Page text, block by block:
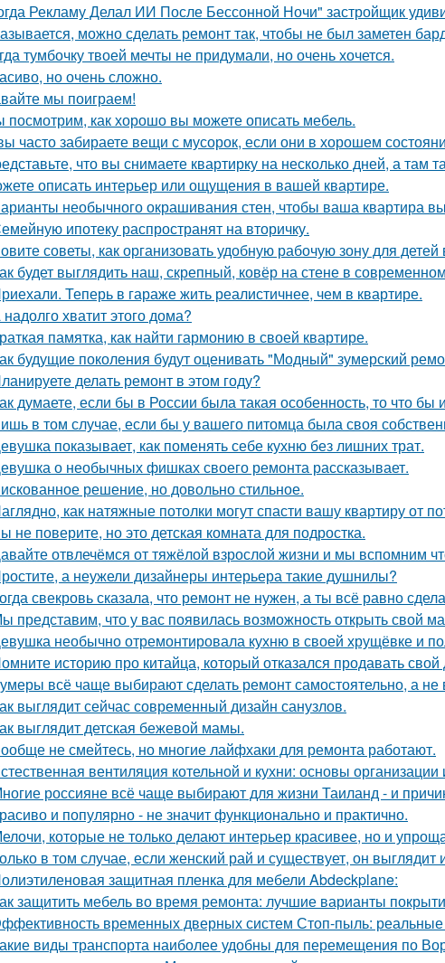
Рекламу Делал ИИ После Бессонной Ночи" застройщик
можно сделать ремонт так, чтобы не был заметен
тумбочку твоей мечты не придумали, но очень хочется.
но очень сложно.
мы поиграем!
посмотрим, как хорошо вы можете описать мебель.
часто забираете вещи с мусорок, если они в хорошем
что вы снимаете квартирку на несколько дней, а там
описать интерьер или ощущения в вашей квартире.
необычного окрашивания стен, чтобы ваша квартира
ипотеку распространят на вторичку.
советы, как организовать удобную рабочую зону для
будет выглядить наш, скрепный, ковёр на стене в
Теперь в гараже жить реалистичнее, чем в квартире.
хватит этого дома?
памятка, как найти гармонию в своей квартире.
будущие поколения будут оценивать "Модный" зумерский
делать ремонт в этом году?
думаете, если бы в России была такая особенность, то что бы
в том случае, если бы у вашего питомца была своя
показывает, как поменять себе кухню без лишних трат.
о необычных фишках своего ремонта рассказывает.
решение, но довольно стильное.
как натяжные потолки могут спасти вашу квартиру от
не поверите, но это детская комната для подростка.
отвлечёмся от тяжёлой взрослой жизни и мы вспомним
а неужели дизайнеры интерьера такие душнилы?
свекровь сказала, что ремонт не нужен, а ты всё равно
представим, что у вас появилась возможность открыть свой
необычно отремонтировала кухню в своей хрущёвке и
историю про китайца, который отказался продавать
всё чаще выбирают сделать ремонт самостоятельно, а не
выглядит сейчас современный дизайн санузлов.
выглядит детская бежевой мамы.
не смейтесь, но многие лайфхаки для ремонта работают.
вентиляция котельной и кухни: основы
россияне всё чаще выбирают для жизни Таиланд - и
и популярно - не значит функционально и практично.
которые не только делают интерьер красивее, но и
в том случае, если женский рай и существует, он выглядит
защитная пленка для мебели Abdeckplane:
защитить мебель во время ремонта: лучшие варианты
временных дверных систем Стоп-пыль:
виды транспорта наиболее удобны для перемещения по